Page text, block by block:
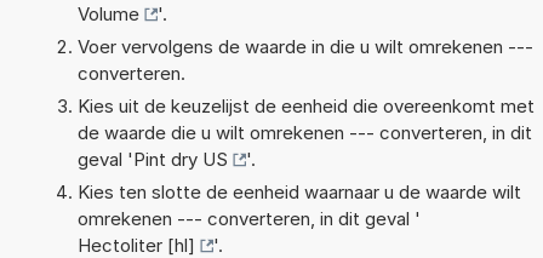
Volume
'.
Voer vervolgens de waarde in die u wilt omrekenen ---
converteren.
Kies uit de keuzelijst de eenheid die overeenkomt met
de waarde die u wilt omrekenen --- converteren, in dit
geval 'Pint dry US
'.
Kies ten slotte de eenheid waarnaar u de waarde wilt
omrekenen --- converteren, in dit geval '
Hectoliter [hl]
'.